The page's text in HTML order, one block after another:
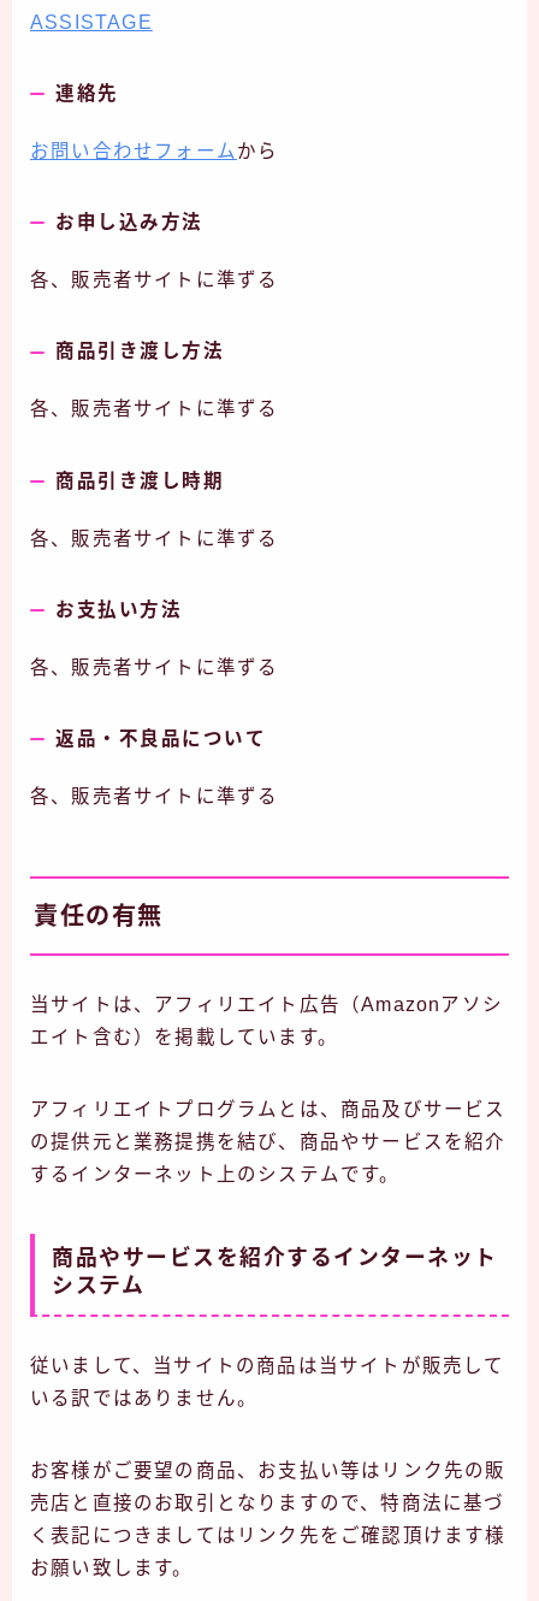
ASSISTAGE
連絡先
お問い合わせフォーム から
お申し込み方法
各、販売者サイトに準ずる
商品引き渡し方法
各、販売者サイトに準ずる
商品引き渡し時期
各、販売者サイトに準ずる
お支払い方法
各、販売者サイトに準ずる
返品・不良品について
各、販売者サイトに準ずる
責任の有無
当サイトは、アフィリエイト広告（Amazonアソシ
エイト含む）を掲載しています。
アフィリエイトプログラムとは、商品及びサービス
の提供元と業務提携を結び、商品やサービスを紹介
するインターネット上のシステムです。
商品やサービスを紹介するインターネット
システム
従いまして、当サイトの商品は当サイトが販売して
いる訳ではありません。
お客様がご要望の商品、お支払い等はリンク先の販
売店と直接のお取引となりますので、特商法に基づ
く表記につきましてはリンク先をご確認頂けます様
お願い致します。